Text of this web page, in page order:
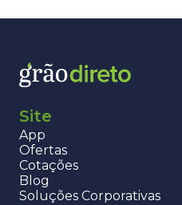
Site
App
Ofertas
Cotações
Blog
Soluções Corporativas